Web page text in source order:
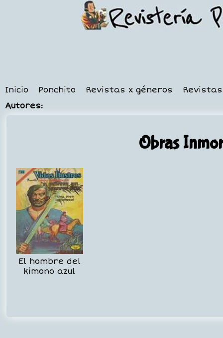
Inicio Ponchito Revistas x géneros
Autores:
Obras
El hombre del
kimono azul